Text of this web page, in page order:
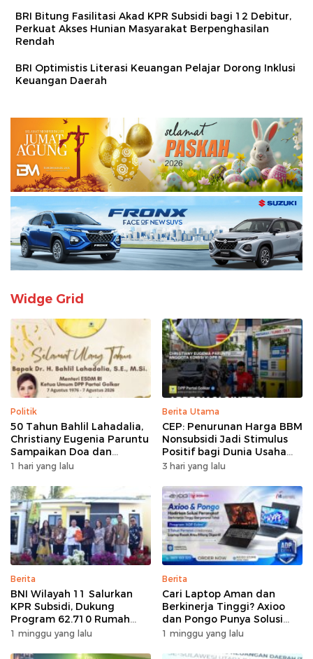
BRI Bitung Fasilitasi Akad KPR Subsidi bagi 12 Debitur,
Perkuat Akses Hunian Masyarakat Berpenghasilan
Rendah
BRI Optimistis Literasi Keuangan Pelajar Dorong Inklusi
Keuangan Daerah
Widge Grid
Politik
50 Tahun Bahlil Lahadalia,
Christiany Eugenia Paruntu
Sampaikan Doa dan
Harapan
1 hari yang lalu
Berita Utama
CEP: Penurunan Harga BBM
Nonsubsidi Jadi Stimulus
Positif bagi Dunia Usaha
dan Pertumbuhan Ekonomi
3 hari yang lalu
Berita
BNI Wilayah 11 Salurkan
KPR Subsidi, Dukung
Program 62.710 Rumah
Bersubsidi
1 minggu yang lalu
Berita
Cari Laptop Aman dan
Berkinerja Tinggi? Axioo
dan Pongo Punya Solusi
dengan Garansi Ekstra
1 minggu yang lalu